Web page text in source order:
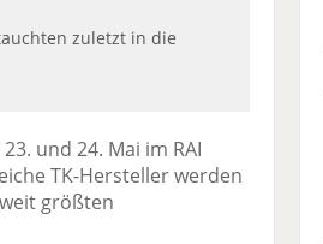
zuletzt in die
und 24. Mai im RAI
TK-Hersteller werden
größten